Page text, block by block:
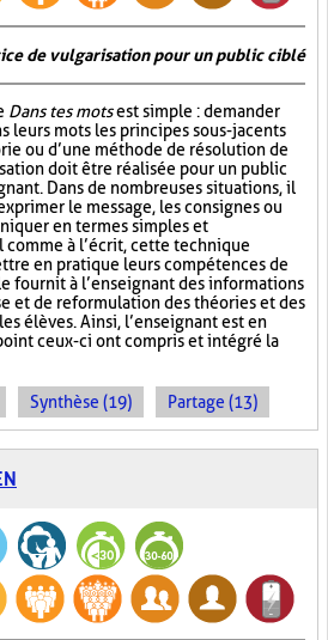
de vulgarisation pour un public ciblé
Dans tes motsest simple : demander
leurs mots les principes sous-jacents
ou d’une méthode de résolution de
doit être réalisée pour un public
Dans de nombreuses situations, il
le message, les consignes ou
en termes simples et
comme à l’écrit, cette technique
en pratique leurs compétences de
fournit à l’enseignant des informations
et de reformulation des théories et des
élèves. Ainsi, l’enseignant est en
ceux-ci ont compris et intégré la
Synthèse (19) Partage (13)